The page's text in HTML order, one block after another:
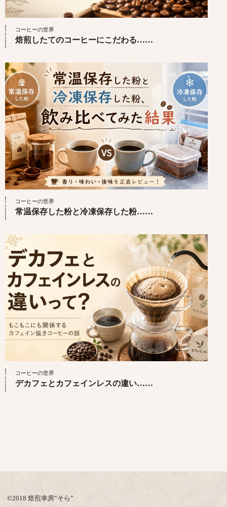
コーヒーの世界
焙煎したてのコーヒーにこだわる……
コーヒーの世界
常温保存した粉と冷凍保存した粉……
コーヒーの世界
デカフェとカフェインレスの違い……
©️2018 焙煎幸房“そら”